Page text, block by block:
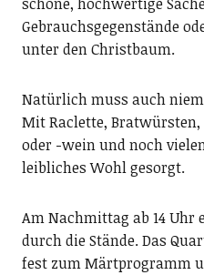
Gebrauchsgegenstände
unter den Christbaum.
Natürlich muss auch
Mit Raclette, Bratwürsten,
oder -wein und noch
leibliches Wohl gesorgt.
Am Nachmittag ab 14
durch die Stände. Das
fest zum Märtprogramm